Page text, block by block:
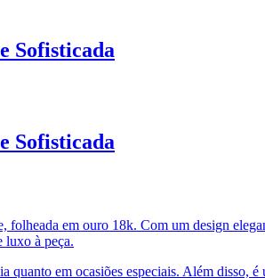
Sofisticada
Sofisticada
folheada em ouro 18k. Com um design
luxo à peça.
em ocasiões especiais. Além disso,